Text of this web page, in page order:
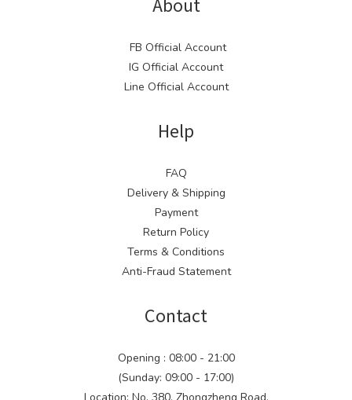
FB Official Account
IG Official Account
Line Official Account
Help
FAQ
Delivery & Shipping
Payment
Return Policy
Terms & Conditions
Anti-Fraud Statement
Contact
Opening : 08:00 - 21:00
(Sunday: 09:00 - 17:00)